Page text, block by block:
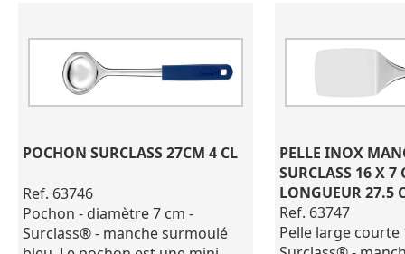
Lame en acier inoxydable 1Cr17,
lame découpée et emboutie, à
soie postiche, cuilleron percé.
Manche en polypropylène
Passe au lave-vaisselle, ne pas
eau de javel...)
Répond aux préconisations
HACCP
Lame en acier
lame découpée
soir postiche,
Manche en
Passe au lave-
utiliser de
eau de javel...)
Répond aux
HACCP.
POCHON SURCLASS 27CM 4 CL
Ref. 63746
Pochon - diamètre 7 cm -
Surclass® - manche surmoulé
PELLE INOX
SURCLASS 16 X 7
LONGUEUR 27.5
Ref. 63747
Pelle large courte